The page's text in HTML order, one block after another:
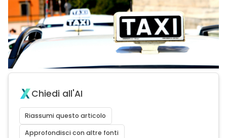
Chiedi all'AI
Riassumi questo articolo
Approfondisci con altre fonti